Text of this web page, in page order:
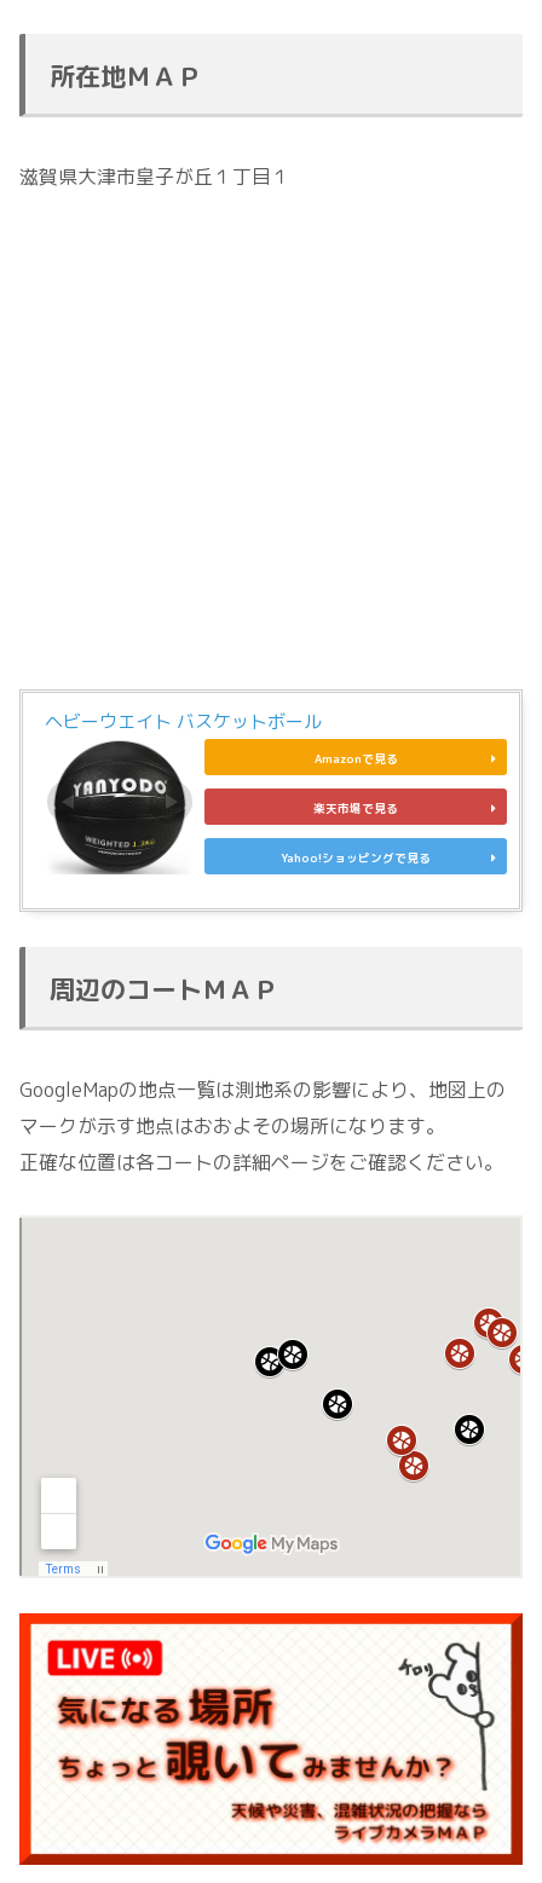
所在地ＭＡＰ
滋賀県大津市皇子が丘１丁目１
ヘビーウエイト バスケットボール
Amazonで見る
楽天市場で見る
Yahoo!ショッピングで見る
周辺のコートＭＡＰ
GoogleMapの地点一覧は測地系の影響により、地図上の
マークが示す地点はおおよその場所になります。
正確な位置は各コートの詳細ページをご確認ください。